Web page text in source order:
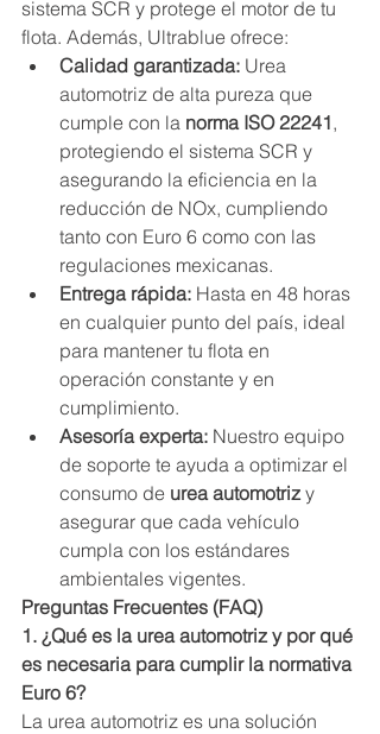
sistema SCR y protege el motor de tu
flota. Además, Ultrablue ofrece:
Calidad garantizada: Urea
automotriz de alta pureza que
cumple con la norma ISO 22241,
protegiendo el sistema SCR y
asegurando la eficiencia en la
reducción de NOx, cumpliendo
tanto con Euro 6 como con las
regulaciones mexicanas.
Entrega rápida: Hasta en 48 horas
en cualquier punto del país, ideal
para mantener tu flota en
operación constante y en
cumplimiento.
Asesoría experta: Nuestro equipo
de soporte te ayuda a optimizar el
consumo de urea automotriz y
asegurar que cada vehículo
cumpla con los estándares
ambientales vigentes.
Preguntas Frecuentes (FAQ)
1. ¿Qué es la urea automotriz y por qué
es necesaria para cumplir la normativa
Euro 6?
La urea automotriz es una solución